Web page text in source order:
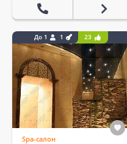
До 1 1 23
Spa-салон